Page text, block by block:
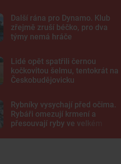
Další rána pro Dynamo. Klub
zřejmě zruší béčko, pro dva
týmy nemá hráče
Lidé opět spatřili černou
kočkovitou šelmu, tentokrát na
Českobudějovicku
Rybníky vysychají před očima.
Rybáři omezují krmení a
přesouvají ryby ve velkém